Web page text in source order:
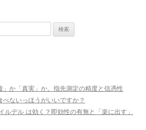
」か「真実」か。指先測定の精度と信憑性
べないっほうがいいですか？
ルデル は効く？即効性の有無と「楽に出す」